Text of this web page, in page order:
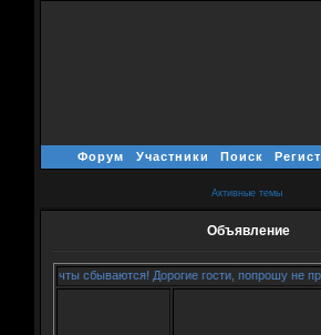
Форум Участники Поиск
Активные темы
Объявление
мечты сбываются! Дорогие гости, попрошу не